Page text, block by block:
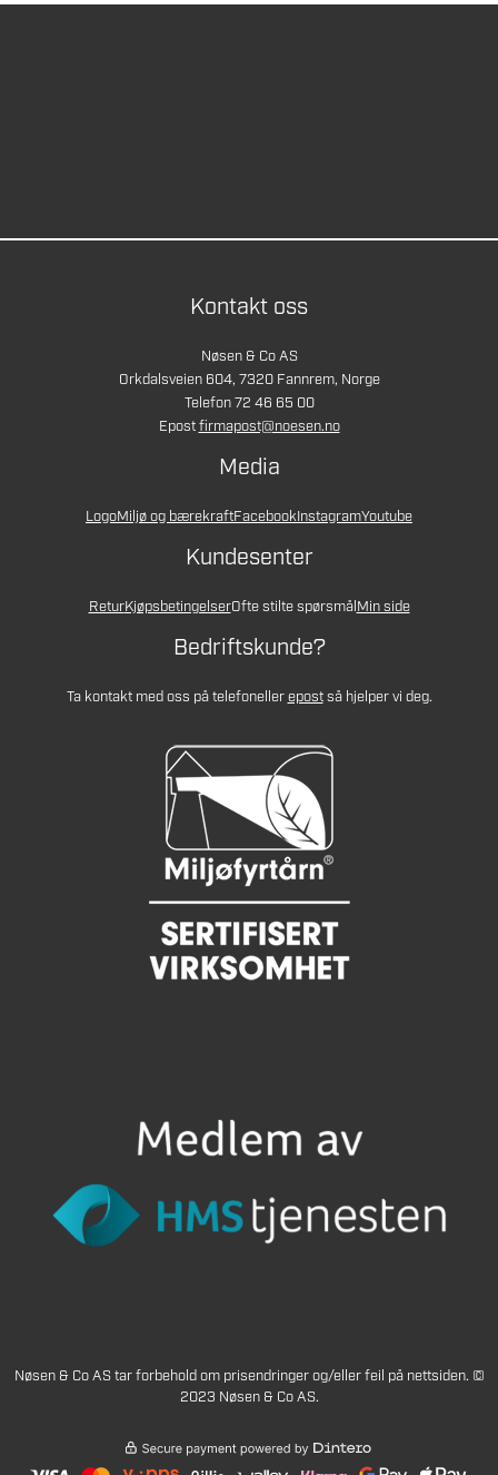
Kontakt oss
Nøsen & Co AS
Orkdalsveien 604, 7320 Fannrem, Norge
Telefon 72 46 65 00
Epostfirmapost@noesen.no
Media
LogoMiljø og bærekraftFacebookInstagramYoutube
Kundesenter
ReturKjøpsbetingelserOfte stilte spørsmålMin side
Bedriftskunde?
Ta kontakt med oss på telefonellerepostså hjelper vi deg.
Nøsen & Co AS tar forbehold om prisendringer og/eller feil på nettsiden. ©
2023 Nøsen & Co AS.